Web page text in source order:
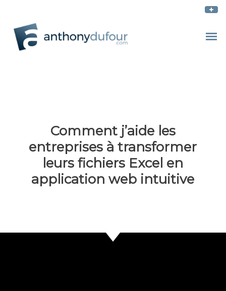
Comment j’aide les
entreprises à transformer
leurs fichiers Excel en
application web intuitive